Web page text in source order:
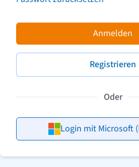
Anmelden
Registrieren
Oder
Login mit Microsoft